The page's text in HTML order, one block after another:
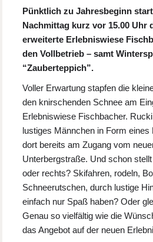
Pünktlich zu Jahresbeginn
Nachmittag kurz vor 15.00 Uhr
erweiterte Erlebniswiese
den Vollbetrieb – samt
“Zauberteppich”.
Voller Erwartung stapfen die
den knirschenden Schnee am
Erlebniswiese Fischbacher.
lustiges Männchen in Form
dort bereits am Zugang vom
Unterbergstraße. Und schon
oder rechts? Skifahren, rodeln,
Schneerutschen, durch lustige
einfach nur Spaß haben? Oder
Genau so vielfältig wie die
das Angebot auf der neuen